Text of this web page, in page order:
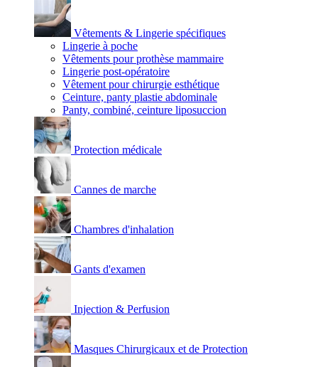
Vêtements & Lingerie spécifiques
Lingerie à poche
Vêtements pour prothèse mammaire
Lingerie post-opératoire
Vêtement pour chirurgie esthétique
Ceinture, panty plastie abdominale
Panty, combiné, ceinture liposuccion
Protection médicale
Cannes de marche
Chambres d'inhalation
Gants d'examen
Injection & Perfusion
Masques Chirurgicaux et de Protection